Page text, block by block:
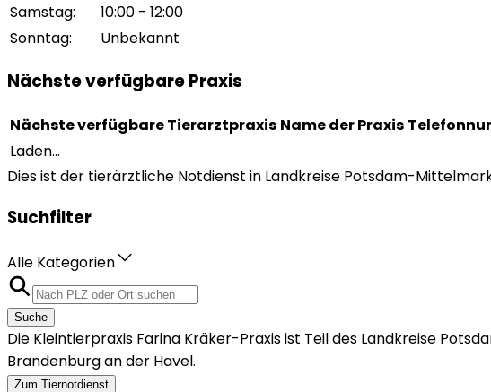
Samstag:
10:00 - 12:00
Sonntag: Unbekannt
Nächste verfügbare Praxis
Nächste verfügbare Tierarztpraxis Name der Praxis
Laden...
Dies ist der tierärztliche Notdienst in Landkreise Potsdam-
Suchfilter
Alle Kategorien
Suche
Die Kleintierpraxis Farina Kräker-Praxis ist Teil des Landkreise
Brandenburg an der Havel.
Zum Tiernotdienst